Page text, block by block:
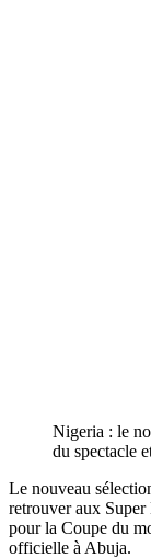
Nigeria : le
du spectacle
Le nouveau
retrouver aux
pour la Coupe du
officielle à Abuja.